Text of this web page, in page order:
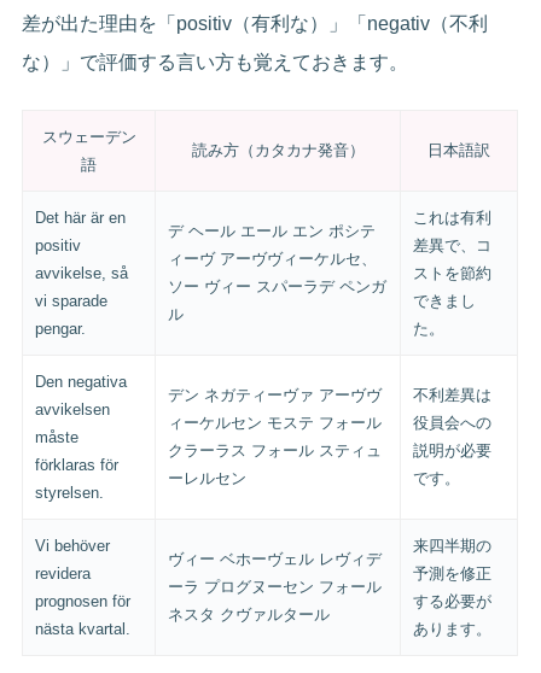
差が出た理由を「positiv（有利な）」「negativ（不利
な）」で評価する言い方も覚えておきます。
スウェーデン
語
読み方（カタカナ発音） 日本語訳
Det här är en
positiv
avvikelse, så
vi sparade
pengar.
デ ヘール エール エン ポシテ
ィーヴ アーヴヴィーケルセ、
ソー ヴィー スパーラデ ペンガ
ル
これは有利
差異で、コ
ストを節約
できまし
た。
Den negativa
avvikelsen
måste
förklaras för
styrelsen.
デン ネガティーヴァ アーヴヴ
ィーケルセン モステ フォール
クラーラス フォール スティュ
ーレルセン
不利差異は
役員会への
説明が必要
です。
Vi behöver
revidera
prognosen för
nästa kvartal.
ヴィー ベホーヴェル レヴィデ
ーラ プログヌーセン フォール
ネスタ クヴァルタール
来四半期の
予測を修正
する必要が
あります。